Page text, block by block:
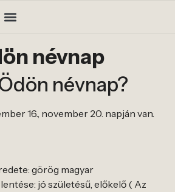
névnap
névnap?
16., november 20. napján van.
görög magyar
jó születésű, előkelő ( Az